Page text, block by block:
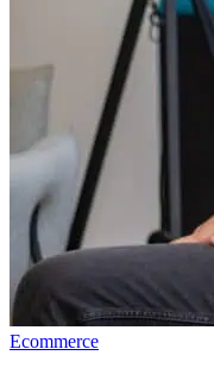
Ecommerce